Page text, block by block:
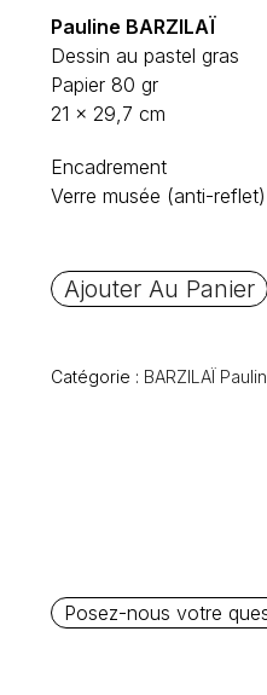
Pauline BARZILAÏ
Dessin au pastel gras
Papier 80 gr
21 x 29,7 cm
Encadrement
Verre musée (anti-reflet)
Ajouter Au Panier
Catégorie : BARZILAÏ
Posez-nous votre